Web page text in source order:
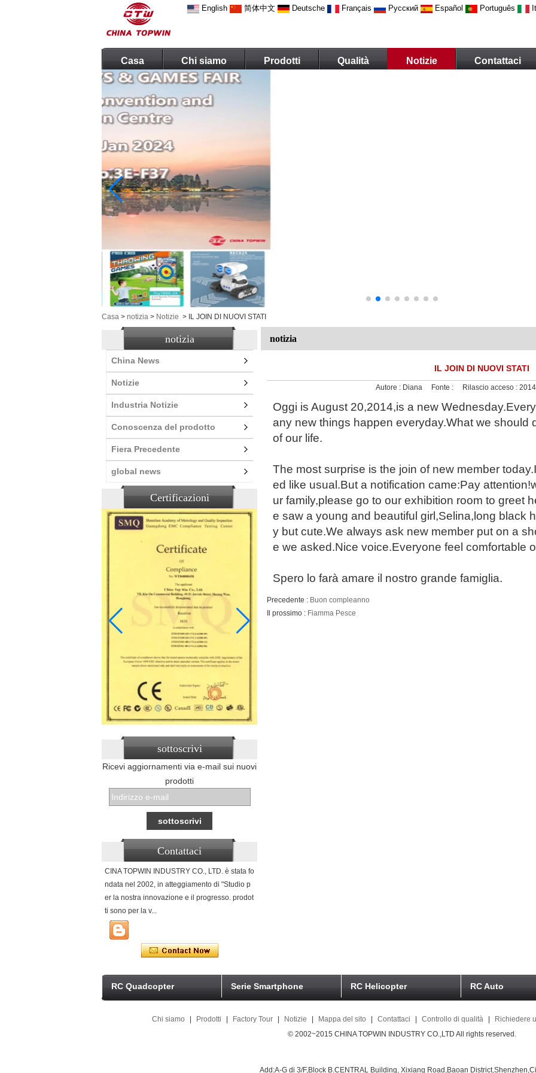
English 简体中文 Deutsche Français Русский Español Português
Casa Chi siamo Prodotti Qualità Notizie Contattaci
Casa > notizia > Notizie > IL JOIN DI NUOVI STATI
notizia
China News
Notizie
Industria Notizie
Conoscenza del prodotto
Fiera Precedente
global news
Certificazioni
sottoscrivi
Ricevi aggiornamenti via e-mail sui nuovi
prodotti
Contattaci
CINA TOPWIN INDUSTRY CO., LTD. è stata fo
ndata nel 2002, in atteggiamento di "Studio p
er la nostra innovazione e il progresso. prodot
ti sono per la v...
notizia
IL JOIN DI NUOVI STATI
Autore : Diana Fonte : Rilascio acceso :
Oggi is August 20,2014,is a new
any new things happen everyday.What we should
of our life.
The most surprise is the join of new member
ed like usual.But a notification came:Pay
ur family,please go to our exhibition room to greet
e saw a young and beautiful girl,Selina,long black
y but cute.We always ask new member put on a
e we asked.Nice voice.Everyone feel comfortable
Spero lo farà amare il nostro grande famiglia.
Precedente : Buon compleanno
Il prossimo : Fiamma Pesce
RC Quadcopter Serie Smartphone RC Helicopter RC Auto
Chi siamo Prodotti Factory Tour Notizie Mappa del sito Contattaci Controllo di qualità
Richiedere
© 2002~2015 CHINA TOPWIN INDUSTRY CO.,LTD All rights reserved.
Add:A-G di 3/F,Block B.CENTRAL Building, Xixiang Road,Baoan